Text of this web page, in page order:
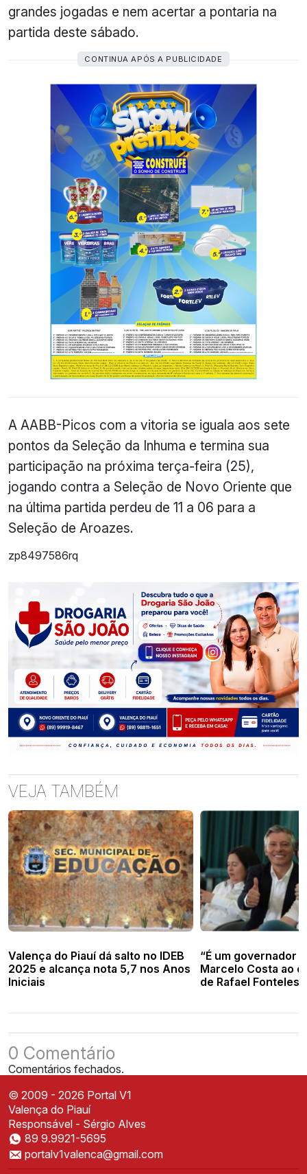
grandes jogadas e nem acertar a pontaria na
partida deste sábado.
CONTINUA APÓS A PUBLICIDADE
A AABB-Picos com a vitoria se iguala aos sete
pontos da Seleção da Inhuma e termina sua
participação na próxima terça-feira (25),
jogando contra a Seleção de Novo Oriente que
na última partida perdeu de 11 a 06 para a
Seleção de Aroazes.
zp8497586rq
VEJA TAMBÉM
Valença do Piauí dá salto no IDEB
2025 e alcança nota 5,7 nos Anos
Iniciais
“É um governador
Marcelo Costa ao
de Rafael Fonteles
0 Comentário
Comentários fechados.
Instale o Portal V1
Acesse mais rápido direto da sua tela inicial
© 2009 - 2026 Portal V1
Valença do Piauí
Responsável - Sérgio Alves
89 9.9921-5695
portalv1valenca@gmail.com